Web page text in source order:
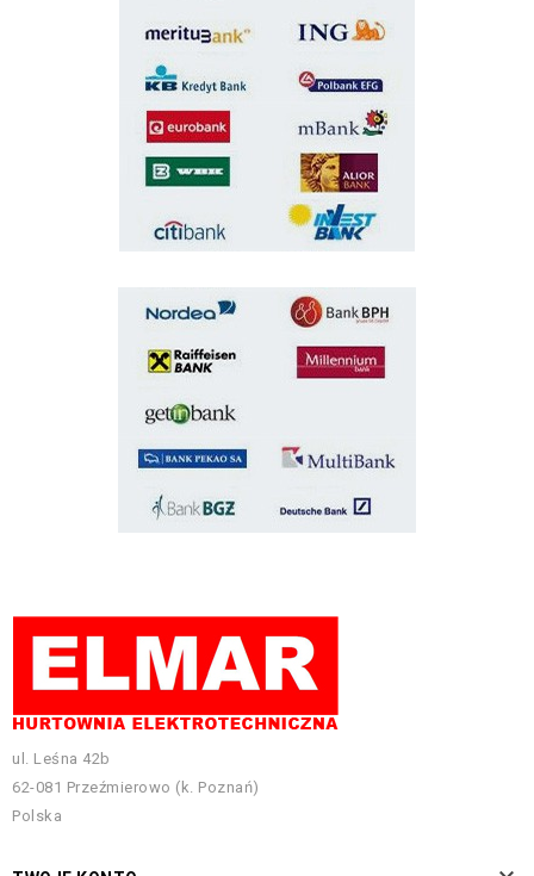
ul. Leśna 42b
62-081 Przeźmierowo (k. Poznań)
Polska